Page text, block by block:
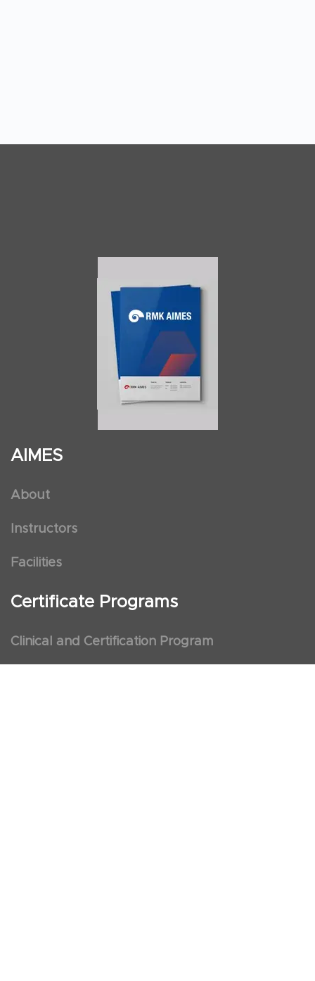
AIMES
About
Instructors
Facilities
Certificate Programs
Clinical and Certification Program